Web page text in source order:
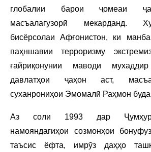
глобалии барои ҷомеаи
масъалагузорӣ мекарданд.
бисёрсолаи Афғонистон, ки
паҳншавии терроризму
ғайриқонунии маводи
давлатҳои ҷаҳон аст,
суханрониҳои Эмомалӣ Раҳмон
Аз соли 1993 дар
намояндагиҳои созмонҳои
таъсис ёфта, имрӯз даҳҳо